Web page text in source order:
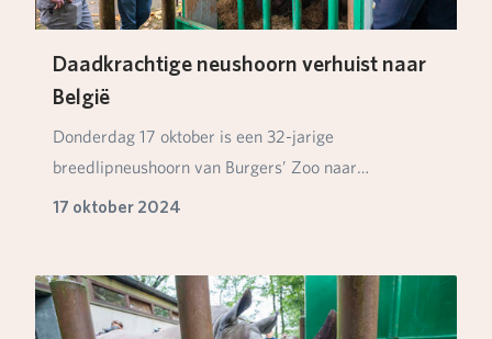
Daadkrachtige neushoorn verhuist naar
België
Donderdag 17 oktober is een 32-jarige
breedlipneushoorn van Burgers’ Zoo naar
dierenpark Le Monde Sa…
17 oktober 2024